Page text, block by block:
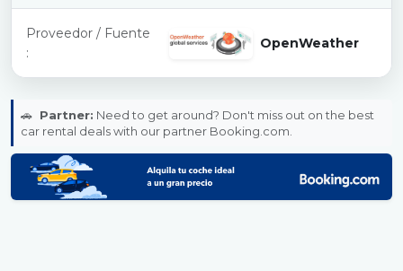
Proveedor / Fuente
:
OpenWeather
🚗 Partner: Need to get around? Don't miss out on the best
car rental deals with our partner Booking.com.